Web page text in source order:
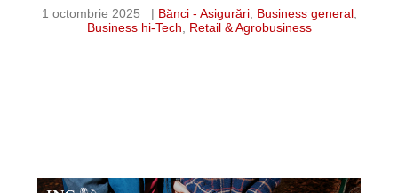
1 octombrie 2025 | Bănci - Asigurări, Business general,
Business hi-Tech, Retail & Agrobusiness